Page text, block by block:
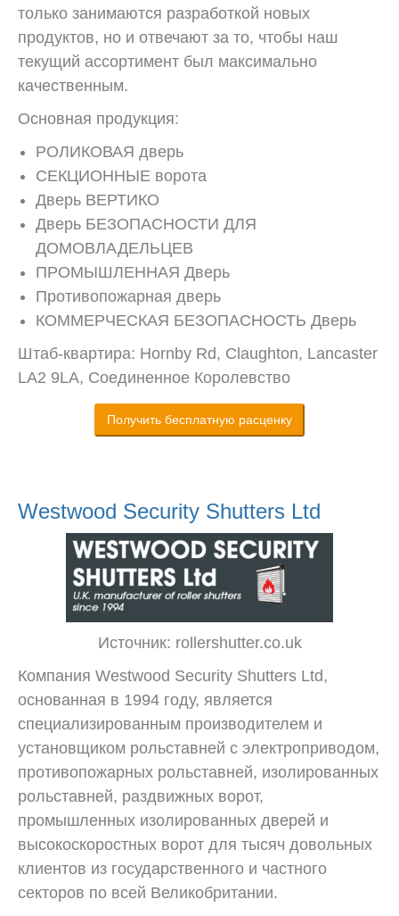
только занимаются разработкой новых
продуктов, но и отвечают за то, чтобы наш
текущий ассортимент был максимально
качественным.
Основная продукция:
РОЛИКОВАЯ дверь
СЕКЦИОННЫЕ ворота
Дверь ВЕРТИКО
Дверь БЕЗОПАСНОСТИ ДЛЯ
ДОМОВЛАДЕЛЬЦЕВ
ПРОМЫШЛЕННАЯ Дверь
Противопожарная дверь
КОММЕРЧЕСКАЯ БЕЗОПАСНОСТЬ Дверь
Штаб-квартира: Hornby Rd, Claughton, Lancaster
LA2 9LA, Соединенное Королевство
Получить бесплатную расценку
Westwood Security Shutters Ltd
Источник: rollershutter.co.uk
Компания Westwood Security Shutters Ltd,
основанная в 1994 году, является
специализированным производителем и
установщиком рольставней с электроприводом,
противопожарных рольставней, изолированных
рольставней, раздвижных ворот,
промышленных изолированных дверей и
высокоскоростных ворот для тысяч довольных
клиентов из государственного и частного
секторов по всей Великобритании.